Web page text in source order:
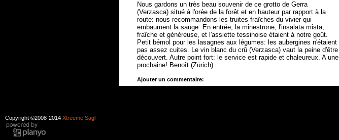
Nous gardons un très beau souvenir de ce grotto de Gerra
(Verzasca) situé à l'orée de la forêt et en hauteur par rapport à la
route: nous recommandons les truites fraîches du vivier qui
embaument la sauge. En entrée, la minestrone, l'insalata mista,
fraîche et généreuse, et l'assiette tessinoise étaient à notre goût.
Petit bémol pour les lasagnes aux légumes: les aubergines n'étaient
pas assez cuites. Le vin blanc du crû (Verzasca) vaut la peine d'être
découvert. Autre point fort: le service est rapide et chaleureux. A une
prochaine! Benoît (Zürich)
Ajouter un commentaire:
Copyright ©2008-2014 Xtreeme Sagl